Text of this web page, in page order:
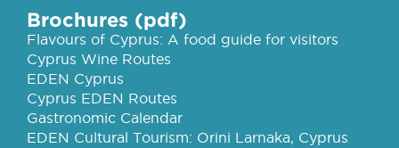
Brochures (pdf)
Flavours of Cyprus: A food guide for visitors
Cyprus Wine Routes
EDEN Cyprus
Cyprus EDEN Routes
Gastronomic Calendar
EDEN Cultural Tourism: Orini Larnaka, Cyprus